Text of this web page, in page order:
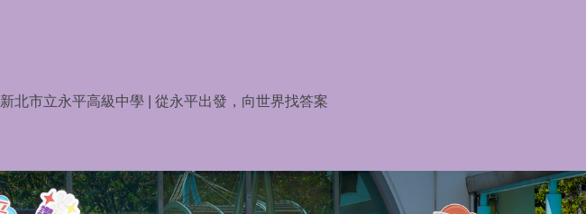
新北市立永平高級中學 | 從永平出發，向世界找答案